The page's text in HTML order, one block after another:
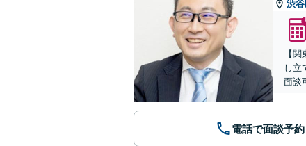
渋
【
し立
面談
電話で面談予約